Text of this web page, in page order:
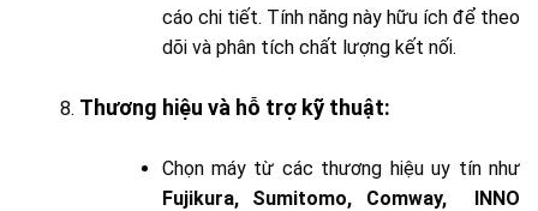
cáo chi tiết. Tính năng này hữu ích để theo
dõi và phân tích chất lượng kết nối.
Thương hiệu và hỗ trợ kỹ thuật:
Chọn máy từ các thương hiệu uy tín như
Fujikura, Sumitomo, Comway, INNO